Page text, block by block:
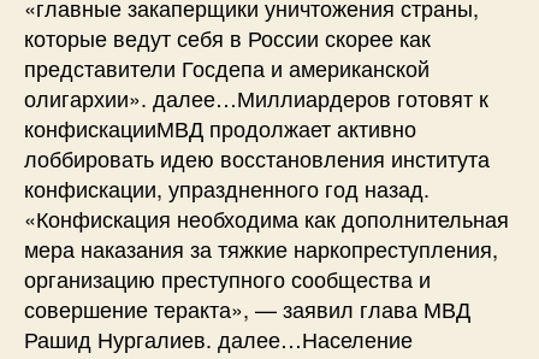
«главные закаперщики уничтожения страны,
которые ведут себя в России скорее как
представители Госдепа и американской
олигархии». далее…Миллиардеров готовят к
конфискацииМВД продолжает активно
лоббировать идею восстановления института
конфискации, упраздненного год назад.
«Конфискация необходима как дополнительная
мера наказания за тяжкие наркопреступления,
организацию преступного сообщества и
совершение теракта», — заявил глава МВД
Рашид Нургалиев. далее…Население